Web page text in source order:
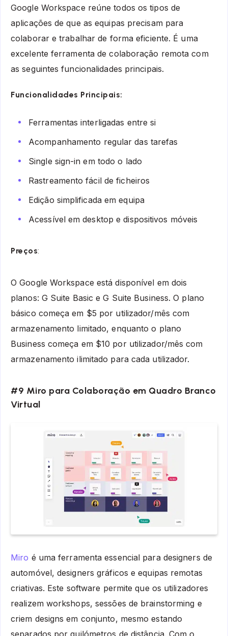
Google Workspace reúne todos os tipos de
aplicações de que as equipas precisam para
colaborar e trabalhar de forma eficiente. É uma
excelente ferramenta de colaboração remota com
as seguintes funcionalidades principais.
Funcionalidades Principais:
Ferramentas interligadas entre si
Acompanhamento regular das tarefas
Single sign-in em todo o lado
Rastreamento fácil de ficheiros
Edição simplificada em equipa
Acessível em desktop e dispositivos móveis
Preços:
O Google Workspace está disponível em dois
planos: G Suite Basic e G Suite Business. O plano
básico começa em $5 por utilizador/mês com
armazenamento limitado, enquanto o plano
Business começa em $10 por utilizador/mês com
armazenamento ilimitado para cada utilizador.
#9 Miro para Colaboração em Quadro Branco
Virtual
Miro é uma ferramenta essencial para designers de
automóvel, designers gráficos e equipas remotas
criativas. Este software permite que os utilizadores
realizem workshops, sessões de brainstorming e
criem designs em conjunto, mesmo estando
separados por quilómetros de distância. Com o